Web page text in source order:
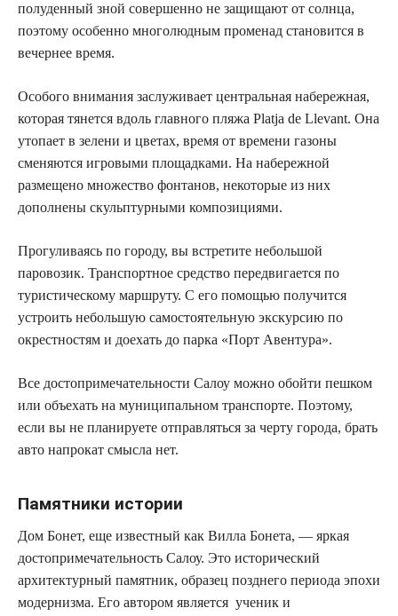
полуденный зной совершенно не защищают от солнца,
поэтому особенно многолюдным променад становится в
вечернее время.
Особого внимания заслуживает центральная набережная,
которая тянется вдоль главного пляжа Platja de Llevant. Она
утопает в зелени и цветах, время от времени газоны
сменяются игровыми площадками. На набережной
размещено множество фонтанов, некоторые из них
дополнены скульптурными композициями.
Прогуливаясь по городу, вы встретите небольшой
паровозик. Транспортное средство передвигается по
туристическому маршруту. С его помощью получится
устроить небольшую самостоятельную экскурсию по
окрестностям и доехать до парка «Порт Авентура».
Все достопримечательности Салоу можно обойти пешком
или объехать на муниципальном транспорте. Поэтому,
если вы не планируете отправляться за черту города, брать
авто напрокат смысла нет.
Памятники истории
Дом Бонет, еще известный как Вилла Бонета, — яркая
достопримечательность Салоу. Это исторический
архитектурный памятник, образец позднего периода эпохи
модернизма. Его автором является ученик и